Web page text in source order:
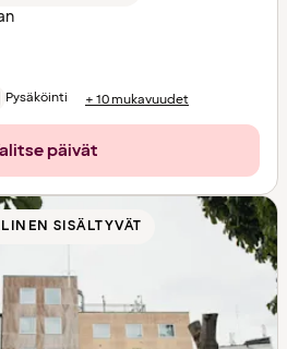
Pysäköinti + 10 mukavuudet
päivät
SISÄLTYVÄT